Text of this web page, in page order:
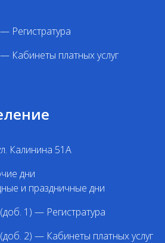
— Регистратура
Кабинеты платных услуг
Калинина 51А
дни
и праздничные дни
1) — Регистратура
2) — Кабинеты платных услуг